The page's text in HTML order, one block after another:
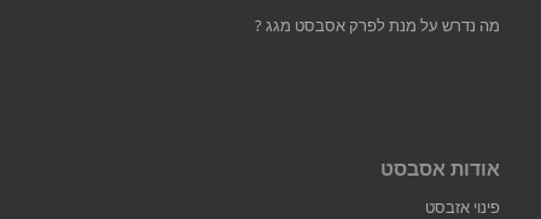
מה נדרש על מנת לפרק אסבסט מגג ?
אודות אסבסט
פינוי אזבסט